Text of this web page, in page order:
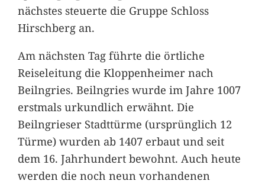
nächstes steuerte die Gruppe Schloss
Hirschberg an.
Am nächsten Tag führte die örtliche
Reiseleitung die Kloppenheimer nach
Beilngries. Beilngries wurde im Jahre 1007
erstmals urkundlich erwähnt. Die
Beilngrieser Stadttürme (ursprünglich 12
Türme) wurden ab 1407 erbaut und seit
dem 16. Jahrhundert bewohnt. Auch heute
werden die noch neun vorhandenen